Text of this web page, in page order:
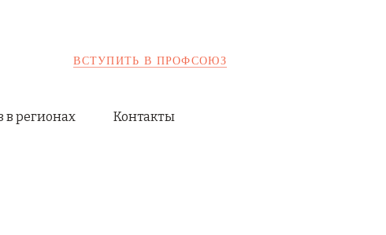
ВСТУПИТЬ В ПРОФСОЮЗ
в регионах Контакты